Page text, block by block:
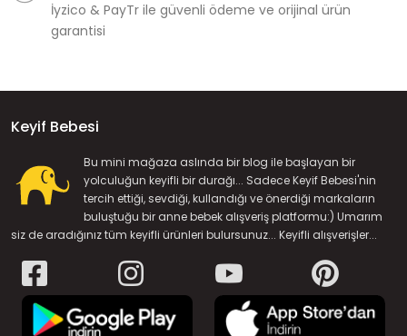
İyzico & PayTr ile güvenli ödeme ve orijinal ürün
garantisi
Keyif Bebesi
Bu mini mağaza aslında bir blog ile başlayan bir
yolculuğun keyifli bir durağı... Sadece Keyif Bebesi'nin
tercih ettiği, sevdiği, kullandığı ve önerdiği markaların
buluştuğu bir anne bebek alışveriş platformu:) Umarım
siz de aradığınız tüm keyifli ürünleri bulursunuz... Keyifli alışverişler...